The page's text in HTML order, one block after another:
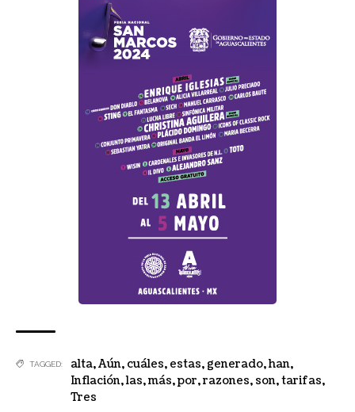
TAGGED: alta,Aún, cuáles, estas, generado,han,
Inflación,las,más,por,razones, son,tarifas,
Tres